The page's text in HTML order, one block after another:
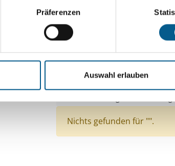
Präferenzen
Auswahl erlauben
Aktive Filter:
Themen: Natur- & Umweltschutz
Themen: Politische Bildung &
Nichts gefunden für "".